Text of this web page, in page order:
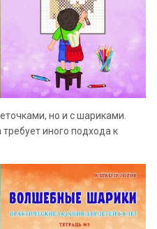
но и с шариками.
иного подхода к